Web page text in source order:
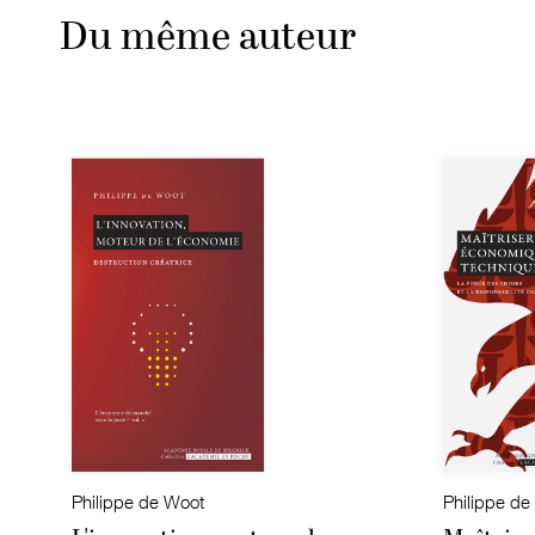
Du même auteur
Philippe de Woot Philippe de